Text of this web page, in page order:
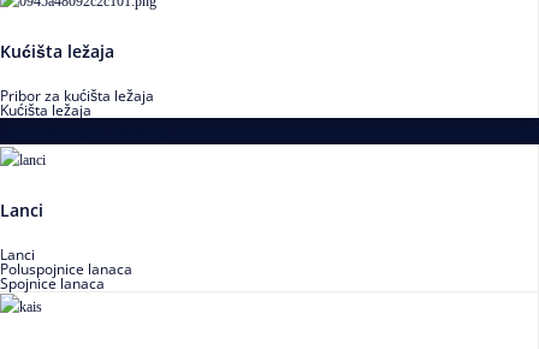
Kućišta ležaja
Pribor za kućišta ležaja
Kućišta ležaja
Lanci
Lanci
Poluspojnice lanaca
Spojnice lanaca